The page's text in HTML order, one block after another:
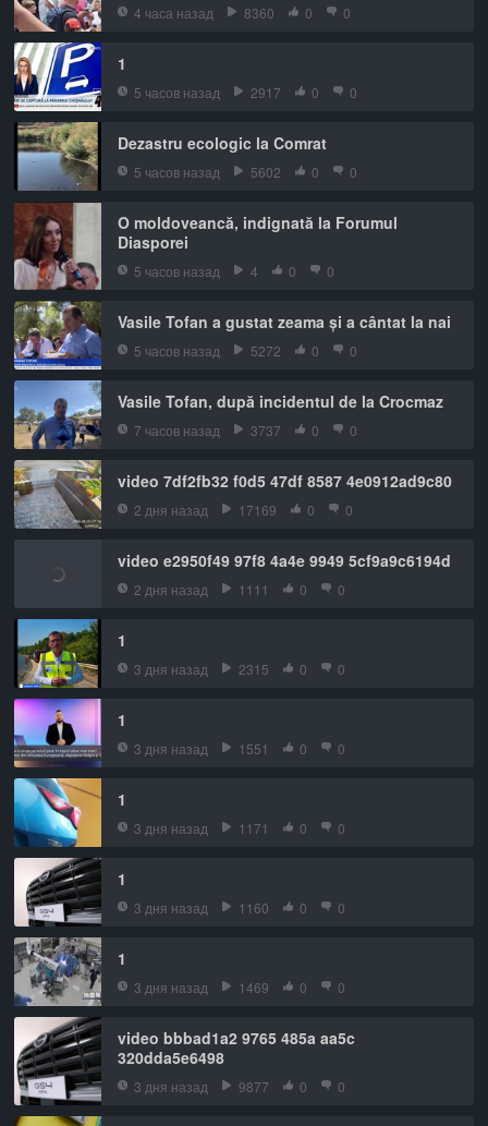
4 часа назад 8360 0 0
1
5 часов назад 2917 0 0
Dezastru ecologic la Comrat
5 часов назад 5602 0 0
O moldoveancă, indignată la Forumul
Diasporei
5 часов назад 4 0 0
Vasile Tofan a gustat zeama și a cântat la nai
5 часов назад 5272 0 0
Vasile Tofan, după incidentul de la Crocmaz
7 часов назад 3737 0 0
video 7df2fb32 f0d5 47df 8587 4e0912ad9c80
2 дня назад 17169 0 0
video e2950f49 97f8 4a4e 9949 5cf9a9c6194d
2 дня назад 1111 0 0
1
3 дня назад 2315 0 0
1
3 дня назад 1551 0 0
1
3 дня назад 1171 0 0
1
3 дня назад 1160 0 0
1
3 дня назад 1469 0 0
video bbbad1a2 9765 485a aa5c
320dda5e6498
3 дня назад 9877 0 0